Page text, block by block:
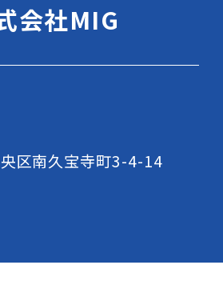
会社MIG
区南久宝寺町3-4-14